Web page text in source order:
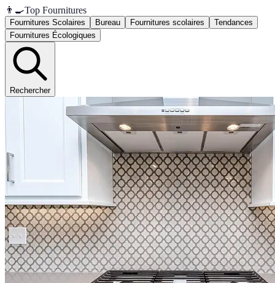
👨‍🍳Top Fournitures
Fournitures Scolaires Bureau Fournitures scolaires
Tendances
Fournitures Écologiques
Rechercher